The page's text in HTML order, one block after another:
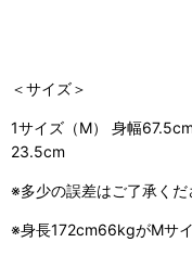
＜サイズ＞
1サイズ（M） 身幅
23.5cm
※多少の誤差はご了承くだ
※身長172cm66kgがMサ